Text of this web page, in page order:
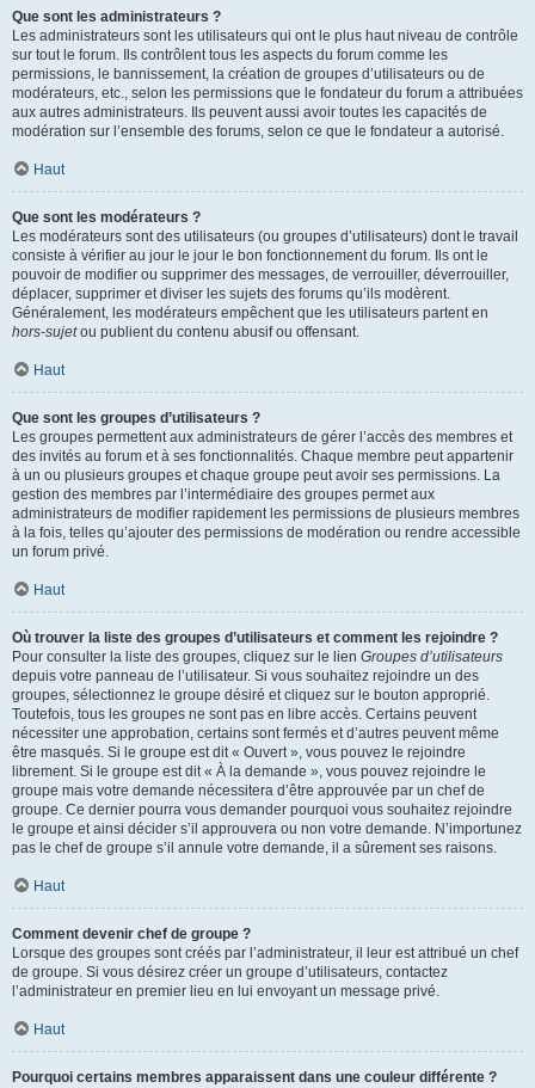
Que sont les administrateurs ?
Les administrateurs sont les utilisateurs qui ont le plus haut niveau de contrôle
sur tout le forum. Ils contrôlent tous les aspects du forum comme les
permissions, le bannissement, la création de groupes d’utilisateurs ou de
modérateurs, etc., selon les permissions que le fondateur du forum a attribuées
aux autres administrateurs. Ils peuvent aussi avoir toutes les capacités de
modération sur l’ensemble des forums, selon ce que le fondateur a autorisé.
Haut
Que sont les modérateurs ?
Les modérateurs sont des utilisateurs (ou groupes d’utilisateurs) dont le travail
consiste à vérifier au jour le jour le bon fonctionnement du forum. Ils ont le
pouvoir de modifier ou supprimer des messages, de verrouiller, déverrouiller,
déplacer, supprimer et diviser les sujets des forums qu’ils modèrent.
Généralement, les modérateurs empêchent que les utilisateurs partent en
hors-sujetou publient du contenu abusif ou offensant.
Haut
Que sont les groupes d’utilisateurs ?
Les groupes permettent aux administrateurs de gérer l’accès des membres et
des invités au forum et à ses fonctionnalités. Chaque membre peut appartenir
à un ou plusieurs groupes et chaque groupe peut avoir ses permissions. La
gestion des membres par l’intermédiaire des groupes permet aux
administrateurs de modifier rapidement les permissions de plusieurs membres
à la fois, telles qu’ajouter des permissions de modération ou rendre accessible
un forum privé.
Haut
Où trouver la liste des groupes d’utilisateurs et comment les rejoindre ?
Pour consulter la liste des groupes, cliquez sur le lien Groupes d’utilisateurs
depuis votre panneau de l’utilisateur. Si vous souhaitez rejoindre un des
groupes, sélectionnez le groupe désiré et cliquez sur le bouton approprié.
Toutefois, tous les groupes ne sont pas en libre accès. Certains peuvent
nécessiter une approbation, certains sont fermés et d’autres peuvent même
être masqués. Si le groupe est dit « Ouvert », vous pouvez le rejoindre
librement. Si le groupe est dit « À la demande », vous pouvez rejoindre le
groupe mais votre demande nécessitera d’être approuvée par un chef de
groupe. Ce dernier pourra vous demander pourquoi vous souhaitez rejoindre
le groupe et ainsi décider s’il approuvera ou non votre demande. N’importunez
pas le chef de groupe s’il annule votre demande, il a sûrement ses raisons.
Haut
Comment devenir chef de groupe ?
Lorsque des groupes sont créés par l’administrateur, il leur est attribué un chef
de groupe. Si vous désirez créer un groupe d’utilisateurs, contactez
l’administrateur en premier lieu en lui envoyant un message privé.
Haut
Pourquoi certains membres apparaissent dans une couleur différente ?